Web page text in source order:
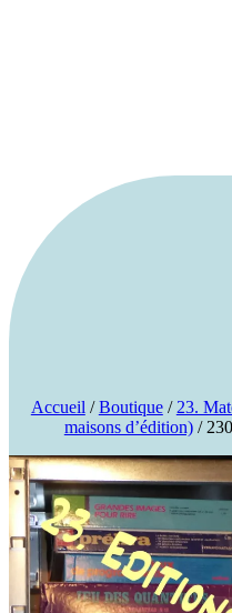
Accueil /Boutique/ 23.
maisons d’édition)/